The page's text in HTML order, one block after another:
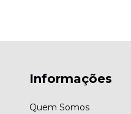
Informações
Quem Somos